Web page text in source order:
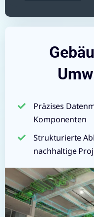
Präzises
Komponenten
Strukturierte
nachhaltige